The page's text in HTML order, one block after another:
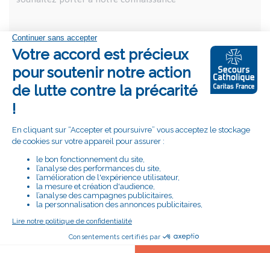
Pièce-jointe
Les fichiers doivent peser moins de 5 Mo. Extensions
*informations requises
En soumettant ce formulaire, j'accepte que le Secours
Catholique exploite les informations que j'ai saisies afin de me
Pour connaitre et exercer vos droits, notamment de retrait de